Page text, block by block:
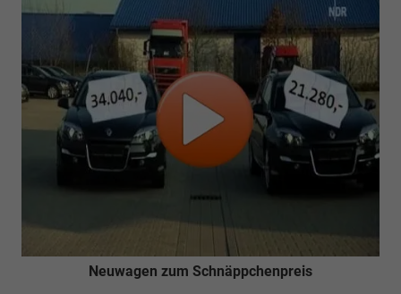
Neuwagen zum Schnäppchenpreis